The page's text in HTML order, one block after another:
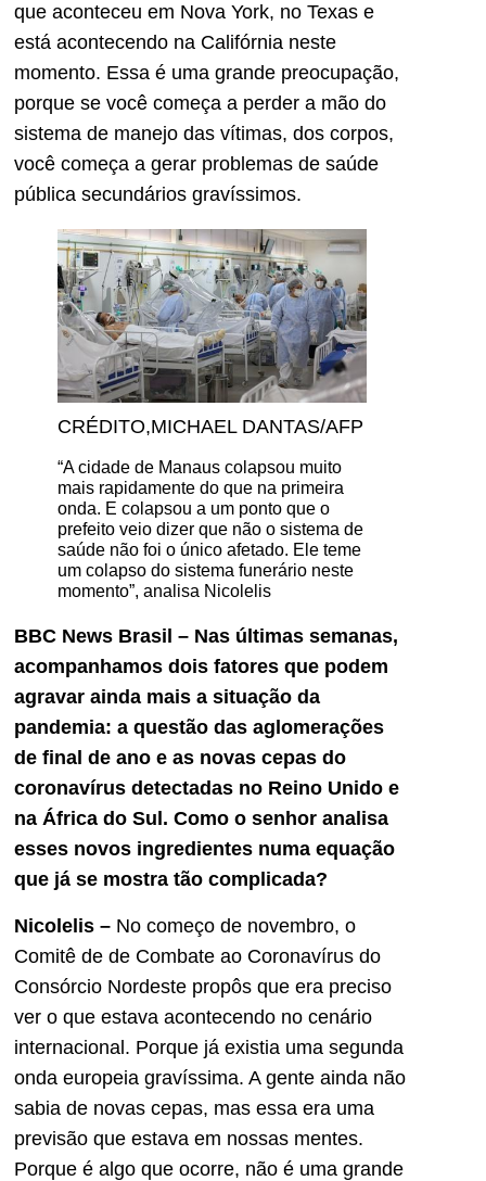
que aconteceu em Nova York, no Texas e
está acontecendo na Califórnia neste
momento. Essa é uma grande preocupação,
porque se você começa a perder a mão do
sistema de manejo das vítimas, dos corpos,
você começa a gerar problemas de saúde
pública secundários gravíssimos.
CRÉDITO,MICHAEL DANTAS/AFP
“A cidade de Manaus colapsou muito
mais rapidamente do que na primeira
onda. E colapsou a um ponto que o
prefeito veio dizer que não o sistema de
saúde não foi o único afetado. Ele teme
um colapso do sistema funerário neste
momento”, analisa Nicolelis
BBC News Brasil – Nas últimas semanas,
acompanhamos dois fatores que podem
agravar ainda mais a situação da
pandemia: a questão das aglomerações
de final de ano e as novas cepas do
coronavírus detectadas no Reino Unido e
na África do Sul. Como o senhor analisa
esses novos ingredientes numa equação
que já se mostra tão complicada?
Nicolelis – No começo de novembro, o
Comitê de de Combate ao Coronavírus do
Consórcio Nordeste propôs que era preciso
ver o que estava acontecendo no cenário
internacional. Porque já existia uma segunda
onda europeia gravíssima. A gente ainda não
sabia de novas cepas, mas essa era uma
previsão que estava em nossas mentes.
Porque é algo que ocorre, não é uma grande